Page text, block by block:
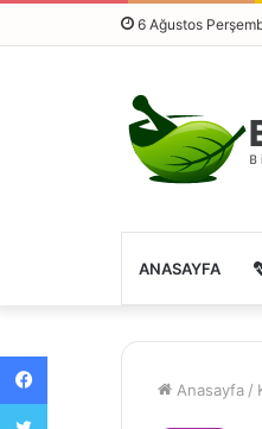
6 Ağustos
ANASAYFA
Anasayfa /
Facebook
Twitter